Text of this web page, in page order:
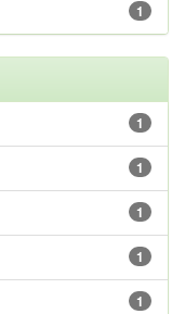
1
1
1
1
1
1